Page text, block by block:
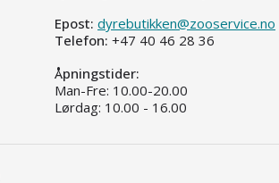
Epost: dyrebutikken@zooservice.no
Telefon: +47 40 46 28 36
Åpningstider:
Man-Fre: 10.00-20.00
Lørdag: 10.00 - 16.00